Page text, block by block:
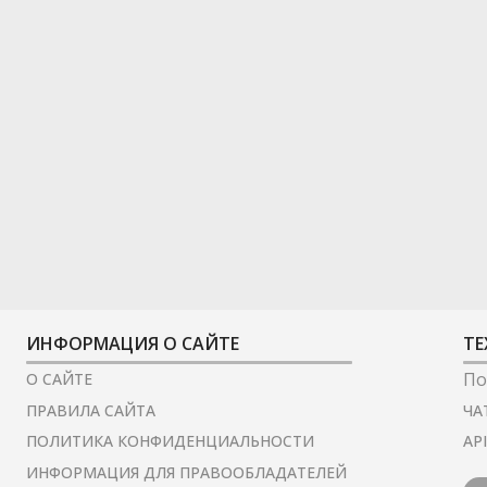
ИНФОРМАЦИЯ О САЙТЕ
О САЙТЕ
ПРАВИЛА САЙТА
ПОЛИТИКА КОНФИДЕНЦИАЛЬНОСТИ
ИНФОРМАЦИЯ ДЛЯ ПРАВООБЛАДАТЕЛЕЙ